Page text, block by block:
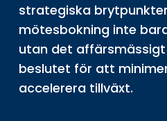
strategiska
mötesbokning inte
utan det
beslutet för att
accelerera tillväxt.